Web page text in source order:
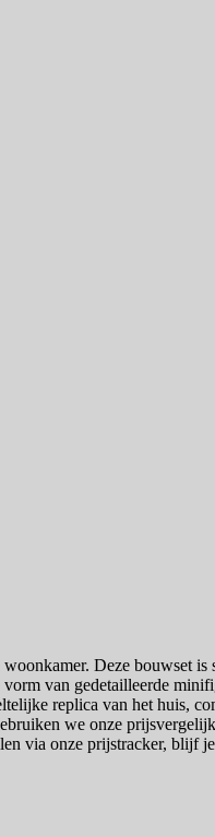
Deze bouwset
van gedetailleerde
replica van het huis,
we onze
via onze prijstracker, blijf